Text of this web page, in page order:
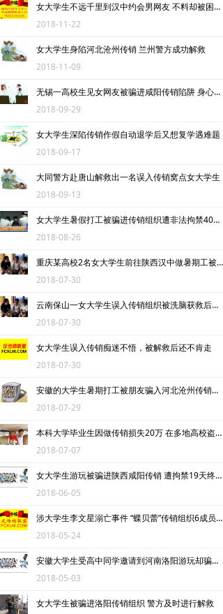
女大学生不远千里到汉中约会男网友 不料却被困传销窝点
2018-11-22
女大学生身陷河北沧州传销 兰州警方成功解救
2018-11-09
无锡一高校生见女网友被骗进咸阳传销陷阱 身心受虐待
2018-09-29
女大学生深陷传销作假自动退学后又想复学遇难题
2018-09-17
大同警方赴唐山解救出一名误入传销窝点女大学生
2018-09-13
女大学生暑假打工被骗进传销组织遭非法拘禁40余天
2018-08-26
重庆某高校2名女大学生前往陕西汉中做暑期工被骗进传销组织
2018-07-30
云南保山一女大学生误入传销组织被洗脑获救后仍不肯走
2018-07-30
女大学生误入传销痴迷不悟，被解救后还不肯走
2018-07-30
安徽的大学生暑期打工被朋友骗入河北沧州传销窝点被困十余天
2018-07-29
本科大学毕业生因做传销损失20万 在多地高校盗窃多台电脑被抓
2018-07-07
女大学生游玩被骗进陕西咸阳传销 遭拘禁19天终于获救
2018-06-05
涉大学生李文星溺亡事件 “蝶贝蕾”传销组织6成员被公诉
2018-05-24
安徽大学生受高中同学邀请到河南洛阳游玩却骗进传销组织
2018-05-03
女大学生被骗进洛阳传销组织 警方及时进行解救